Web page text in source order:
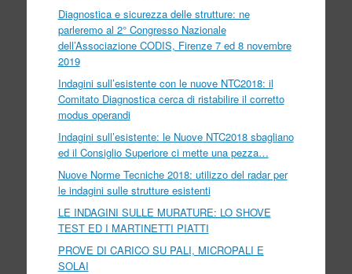
Diagnostica e sicurezza delle strutture: ne
parleremo al 2° Congresso Nazionale
dell’Associazione CODIS, Firenze 7 ed 8 novembre
2019
Indagini sull’esistente con le nuove NTC2018: il
Comitato Diagnostica cerca di ristabilire il corretto
modus operandi
Indagini sull’esistente: le Nuove NTC2018 sbagliano
ed il Consiglio Superiore ci mette una pezza…
Nuove Norme Tecniche 2018: utilizzo del radar per
le indagini sulle strutture esistenti
LE INDAGINI SULLE MURATURE: LO SHOVE
TEST ED I MARTINETTI PIATTI
PROVE DI CARICO SU PALI, MICROPALI E
SOLAI